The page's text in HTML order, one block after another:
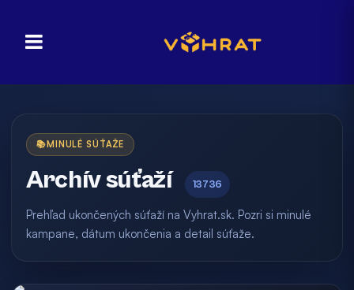
📚 MINULÉ SÚŤAŽE
Archív súťaží 13736
Prehľad ukončených súťaží na Vyhrat.sk. Pozri si minulé
kampane, dátum ukončenia a detail súťaže.